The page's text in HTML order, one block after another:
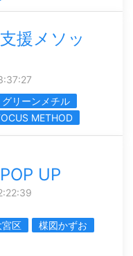
援メソッ
グリーンメチル
METHOD
UP
宮区
楳図かずお